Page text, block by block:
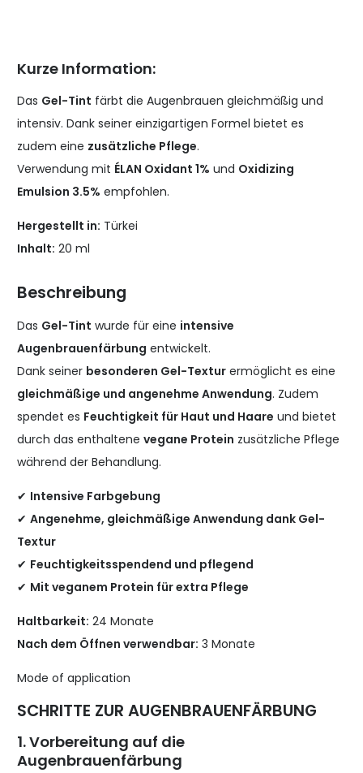
Kurze Information:
Das Gel-Tint färbt die Augenbrauen gleichmäßig und
intensiv. Dank seiner einzigartigen Formel bietet es
zudem eine zusätzliche Pflege.
Verwendung mit ÉLAN Oxidant 1% und Oxidizing
Emulsion 3.5% empfohlen.
Hergestellt in: Türkei
Inhalt: 20 ml
Beschreibung
Das Gel-Tint wurde für eine intensive
Augenbrauenfärbung entwickelt.
Dank seiner besonderen Gel-Textur ermöglicht es eine
gleichmäßige und angenehme Anwendung. Zudem
spendet es Feuchtigkeit für Haut und Haare und bietet
durch das enthaltene vegane Protein zusätzliche Pflege
während der Behandlung.
✔ Intensive Farbgebung
✔ Angenehme, gleichmäßige Anwendung dank Gel-
Textur
✔ Feuchtigkeitsspendend und pflegend
✔ Mit veganem Protein für extra Pflege
Haltbarkeit: 24 Monate
Nach dem Öffnen verwendbar: 3 Monate
Mode of application
SCHRITTE ZUR AUGENBRAUENFÄRBUNG
1. Vorbereitung auf die
Augenbrauenfärbung